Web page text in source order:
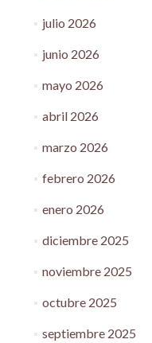
julio 2026
junio 2026
mayo 2026
abril 2026
marzo 2026
febrero 2026
enero 2026
diciembre 2025
noviembre 2025
octubre 2025
septiembre 2025